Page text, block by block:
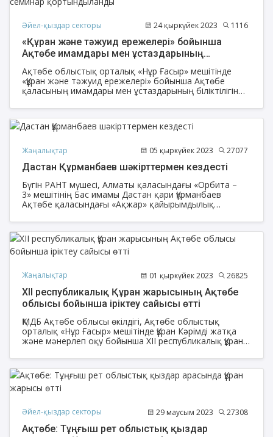
Әйел-қыздар секторы 24 қыркүйек 2023 1116
«Құран және тәжуид ережелері» бойынша
Ақтөбе имамдары мен ұстаздарының
біліктілігін арттыруға арналған семинар
қортындыланды
Ақтөбе облыстық орталық «Нұр Ғасыр» мешітінде
«Құран және тәжуид ережелері» бойынша Ақтөбе
қаласының имамдары мен ұстаздарының біліктілігін
Жаңалықтар 05 қыркүйек 2023 27077
Дастан Құрманбаев шәкірттермен кездесті
Бүгін РАНТ мүшесі, Алматы қаласындағы «Орбита –
3­» мешітінің Бас имамы Дастан қари Құрманбаев
Ақтөбе қаласындағы «Ақжар» қайырымдылық
шәкірттермен кездесті.
Жаңалықтар 01 қыркүйек 2023 26825
ХII республикалық Құран жарысының Ақтөбе
облысы бойынша іріктеу сайысы өтті
ҚМДБ Ақтөбе облысы өкілдігі, Ақтөбе облыстық
орталық «Нұр Ғасыр» мешітінде Құран Кәрімді жатқа
және мәнерлеп оқу бойынша ХII республикалық Құран
өтті.
Әйел-қыздар секторы 29 маусым 2023 27308
Ақтөбе: Тұңғыш рет облыстық қыздар